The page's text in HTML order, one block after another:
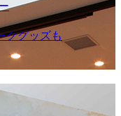
クグッズも